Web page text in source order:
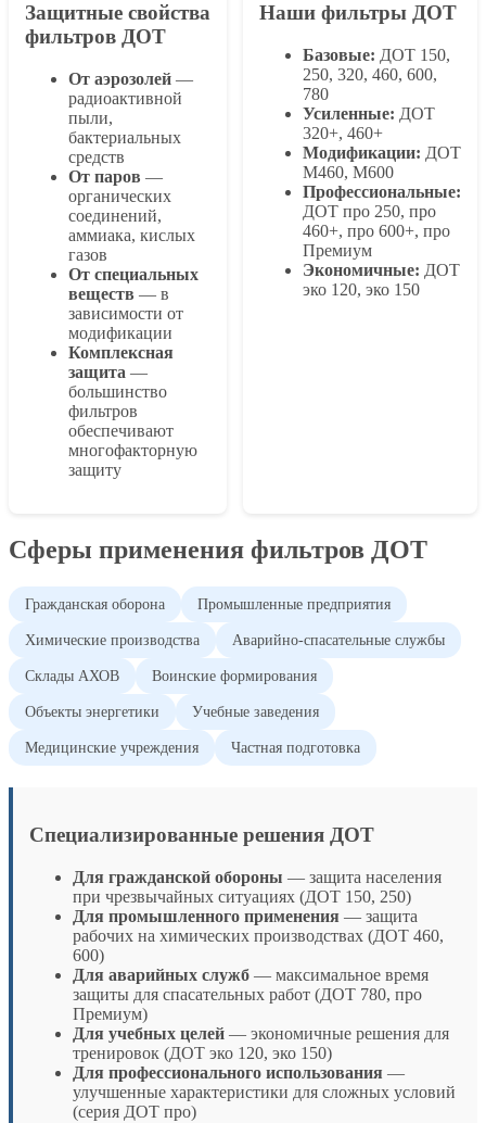
Защитные свойства
фильтров ДОТ
От аэрозолей —
радиоактивной
пыли,
бактериальных
средств
От паров —
органических
соединений,
аммиака, кислых
газов
От специальных
веществ — в
зависимости от
модификации
Комплексная
защита —
большинство
фильтров
обеспечивают
многофакторную
защиту
Наши фильтры ДОТ
Базовые: ДОТ 150,
250, 320, 460, 600,
780
Усиленные: ДОТ
320+, 460+
Модификации: ДОТ
М460, М600
Профессиональные:
ДОТ про 250, про
460+, про 600+, про
Премиум
Экономичные: ДОТ
эко 120, эко 150
Сферы применения фильтров ДОТ
Гражданская оборона Промышленные предприятия
Химические производства Аварийно-спасательные службы
Склады АХОВ Воинские формирования
Объекты энергетики Учебные заведения
Медицинские учреждения Частная подготовка
Специализированные решения ДОТ
Для гражданской обороны — защита населения
при чрезвычайных ситуациях (ДОТ 150, 250)
Для промышленного применения — защита
рабочих на химических производствах (ДОТ 460,
600)
Для аварийных служб — максимальное время
защиты для спасательных работ (ДОТ 780, про
Премиум)
Для учебных целей — экономичные решения для
тренировок (ДОТ эко 120, эко 150)
Для профессионального использования —
улучшенные характеристики для сложных условий
(серия ДОТ про)